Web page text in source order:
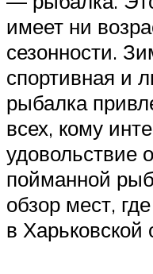
имеет ни
сезонности.
спортивная и
рыбалка
всех, кому
удовольствие
пойманной
обзор мест,
в Харьковской